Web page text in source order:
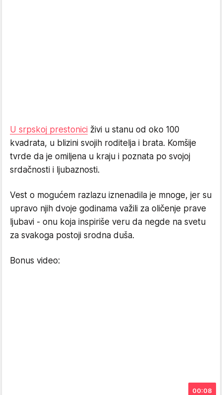
U srpskoj prestonici živi u stanu od oko 100
kvadrata, u blizini svojih roditelja i brata. Komšije
tvrde da je omiljena u kraju i poznata po svojoj
srdačnosti i ljubaznosti.
Vest o mogućem razlazu iznenadila je mnoge, jer su
upravo njih dvoje godinama važili za oličenje prave
ljubavi - onu koja inspiriše veru da negde na svetu
za svakoga postoji srodna duša.
Bonus video:
00:08